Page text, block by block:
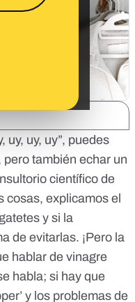
uy, uy, uy”, puedes
pero también echar un
científico de
cosas, explicamos el
y si la
de evitarlas. ¡Pero la
hablar de vinagre
habla; si hay que
y los problemas de